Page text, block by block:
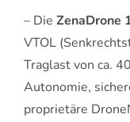
– Die ZenaDrone
VTOL
Traglast von ca.
Autonomie,
proprietäre